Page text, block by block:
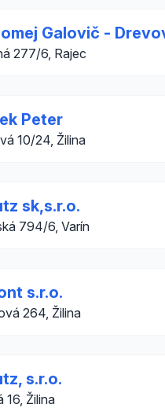
Galovič -
277/6, Rajec
Peter
10/24, Žilina
sk,s.r.o.
794/6, Varín
s.r.o.
264, Žilina
s.r.o.
16, Žilina